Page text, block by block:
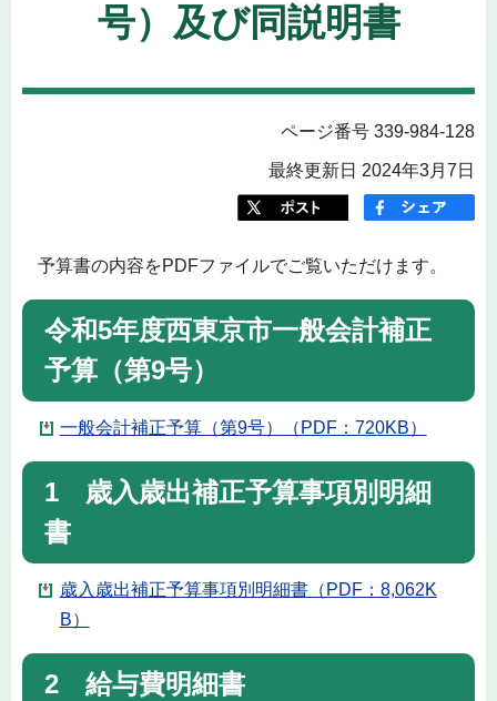
号）及び同説明書
ページ番号 339-984-128
最終更新日 2024年3月7日
予算書の内容をPDFファイルでご覧いただけます。
令和5年度西東京市一般会計補正
予算（第9号）
一般会計補正予算（第9号）（PDF：720KB）
1 歳入歳出補正予算事項別明細
書
歳入歳出補正予算事項別明細書（PDF：8,062K
B）
2 給与費明細書